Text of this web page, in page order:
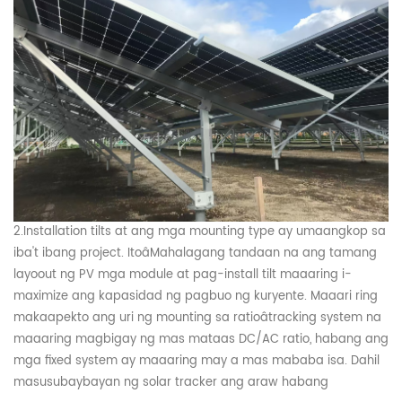
2.Installationtilts at ang mga mounting type ay umaangkop sa
iba't ibang project. ItoâMahalagang tandaan na ang tamang
layoout ng PV mga module at pag-install tilt maaaring i-
maximize ang kapasidad ng pagbuo ng kuryente. Maaari ring
makaapekto ang uri ng mounting sa ratioâtracking system na
maaaring magbigay ng mas mataas DC/AC ratio, habang ang
mga fixed system ay maaaring maya mas mababa isa. Dahil
masusubaybayan ng solar tracker ang araw habang